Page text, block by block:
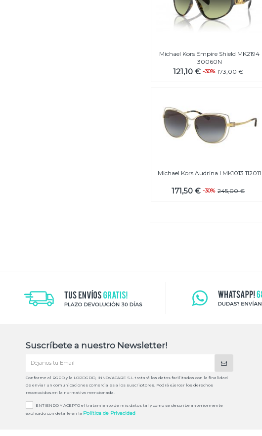
Michael Kors Empire Shield MK2194
30060N
121,10 €-30% 173,00 €
Michael Kors Audrina I MK1013 112011
171,50 €-30% 245,00 €
Suscríbete a nuestro Newsletter!
Conforme al RGPD y la LOPDGDD, INNOVACARE S.L tratará los datos facilitados con la finalidad
de enviar un comunicaciones comerciales a los suscriptores. Podrá ejercer los derechos
reconocidos en la normativa mencionada.
ENTIENDO Y ACEPTO el tratamiento de mis datos tal y como se describe anteriormente
explicado con detalle en la Política de Privacidad